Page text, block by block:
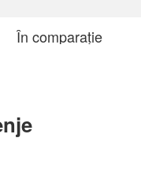
În comparație